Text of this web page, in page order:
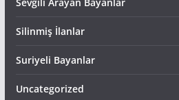
Silinmiş İlanlar
Suriyeli Bayanlar
Uncategorized